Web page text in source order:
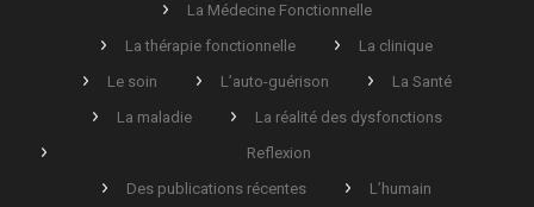
La Médecine Fonctionnelle
La thérapie fonctionnelle
La clinique
Le soin
L’auto-guérison
La Santé
La maladie
La réalité des dysfonctions
Reflexion
Des publications récentes
L’humain